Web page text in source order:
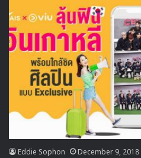
Eddie Sophon December 9, 2018